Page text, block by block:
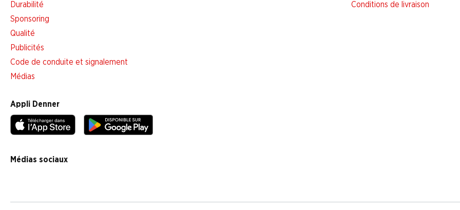
Durabilité
Sponsoring
Qualité
Publicités
Code de conduite et signalement
Médias
Conditions de livraison
Appli Denner
Médias sociaux